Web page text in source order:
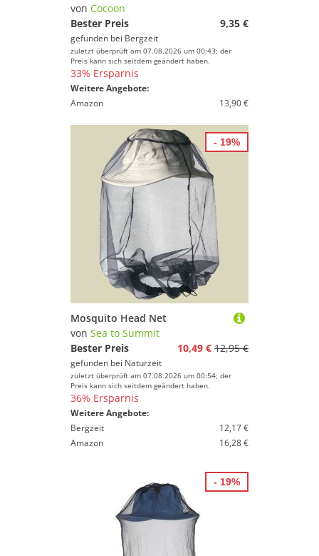
Geschlecht
von Cocoon
Bester Preis
9,35 €
gefunden bei Bergzeit
zuletzt überprüft am 07.08.2026 um 00:43; der
Preis kann sich seitdem geändert haben.
33% Ersparnis
Weitere Angebote:
Amazon
13,90 €
Mosquito Head Net
von Sea to Summit
Bester Preis
10,49 € 12,95 €
gefunden bei Naturzeit
zuletzt überprüft am 07.08.2026 um 00:54; der
Preis kann sich seitdem geändert haben.
36% Ersparnis
Weitere Angebote:
Bergzeit
12,17 €
Amazon
16,28 €
- 19%
- 19%